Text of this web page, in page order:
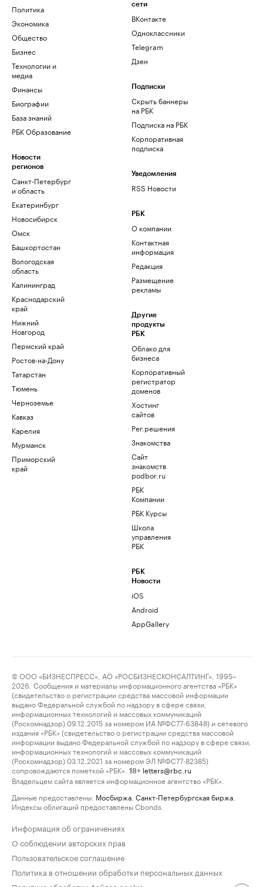
Политика
Экономика
Общество
Бизнес
Технологии и
медиа
Финансы
Биографии
База знаний
РБК Образование
Новости
регионов
Санкт-Петербург
и область
Екатеринбург
Новосибирск
Омск
Башкортостан
Вологодская
область
Калининград
Краснодарский
край
Нижний
Новгород
Пермский край
Ростов-на-Дону
Татарстан
Тюмень
Черноземье
Кавказ
Карелия
Мурманск
Приморский
край
сети
ВКонтакте
Одноклассники
Telegram
Дзен
Подписки
Скрыть баннеры
на РБК
Подписка на РБК
Корпоративная
подписка
Уведомления
RSS Новости
РБК
О компании
Контактная
информация
Редакция
Размещение
рекламы
Другие
продукты
РБК
Облако для
бизнеса
Корпоративный
регистратор
доменов
Хостинг
сайтов
Рег.решения
Знакомства
Сайт
знакомств
podbor.ru
РБК
Компании
РБК Курсы
Школа
управления
РБК
РБК
Новости
iOS
Android
AppGallery
© ООО «БИЗНЕСПРЕСС», АО «РОСБИЗНЕСКОНСАЛТИНГ», 1995–
2026. Сообщения и материалы информационного агентства «РБК»
(свидетельство о регистрации средства массовой информации
выдано Федеральной службой по надзору в сфере связи,
информационных технологий и массовых коммуникаций
(Роскомнадзор) 09.12.2015 за номером ИА №ФС77-63848) и сетевого
издания «РБК» (свидетельство о регистрации средства массовой
информации выдано Федеральной службой по надзору в сфере связи,
информационных технологий и массовых коммуникаций
(Роскомнадзор) 03.12.2021 за номером ЭЛ №ФС77-82385)
сопровождаются пометкой «РБК».
18+ letters@rbc.ru
Владельцем сайта является информационное агентство «РБК».
Данные предоставлены: Мосбиржа Санкт-Петербургская биржа
Индексы облигаций предоставлены Cbonds.
Информация об ограничениях
О соблюдении авторских прав
Пользовательское соглашение
Политика в отношении обработки персональных данных